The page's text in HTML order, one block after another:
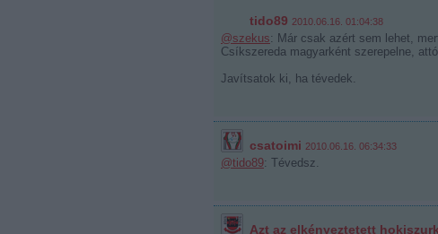
tido89 2010.06.16. 01:04:38
@szekus: Már csak azért sem lehet,
Csíkszereda magyarként szerepelne,
Javítsatok ki, ha tévedek.
csatoimi 2010.06.16. 06:34:33
@tido89: Tévedsz.
Azt az elkényeztetett